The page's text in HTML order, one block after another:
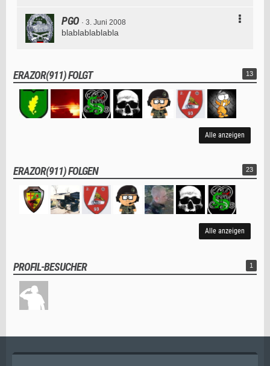
PGO 3. Juni 2008
blablablablabla
ERAZOR(911) FOLGT 13
Alle anzeigen
ERAZOR(911) FOLGEN 23
Alle anzeigen
PROFIL-BESUCHER 1